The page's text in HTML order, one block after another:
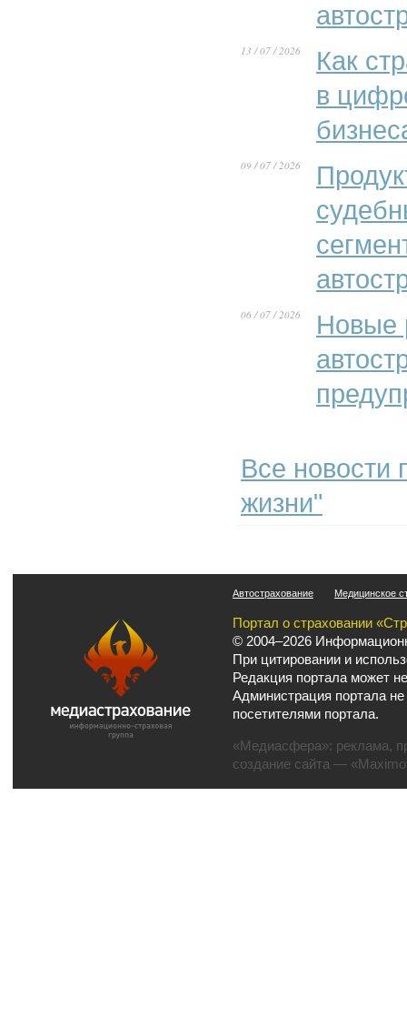
13 / 07 / 2026
Как
в
09 / 07 / 2026
06 / 07 / 2026
Новые
Все новости
жизни"
Автострахование Медицинское
Портал о страховании
© 2004–2026
При цитировании и
Редакция портала может
Администрация портала
посетителями портала.
«Медиасфера»: реклама,
создание сайта —